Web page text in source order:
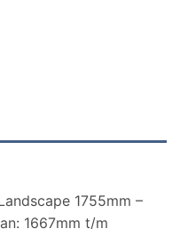
1755mm –
1667mm t/m